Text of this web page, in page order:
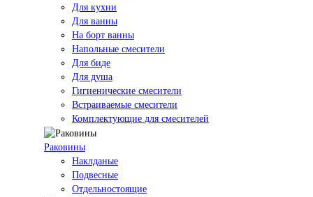
Для кухни
Для ванны
На борт ванны
Напольные смесители
Для биде
Для душа
Гигиенические смесители
Встраиваемые смесители
Комплектующие для смесителей
Раковины
Наклданые
Подвесные
Отдельностоящие